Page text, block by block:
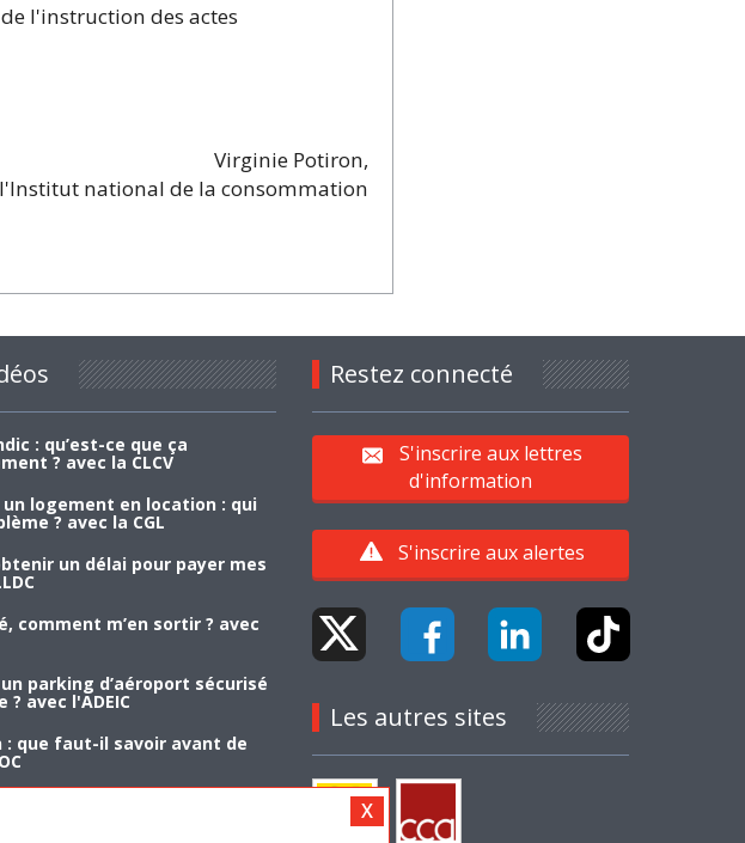
l'instruction des actes
Virginie Potiron,
l'Institut national de la consommation
: qu’est-ce que ça
? avec la CLCV
logement en location : qui
? avec la CGL
un délai pour payer mes
comment m’en sortir ? avec
parking d’aéroport sécurisé
avec l'ADEIC
: que faut-il savoir avant de
Restez connecté
S'inscrire aux lettres
d'information
S'inscrire aux alertes
Les autres sites